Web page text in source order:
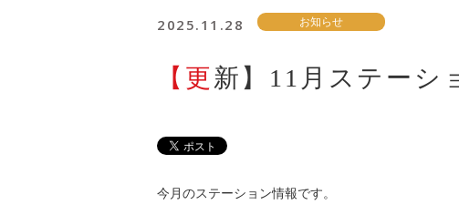
2025.11.28 お知らせ
【更新】11月ステー
今月のステーション情報です。